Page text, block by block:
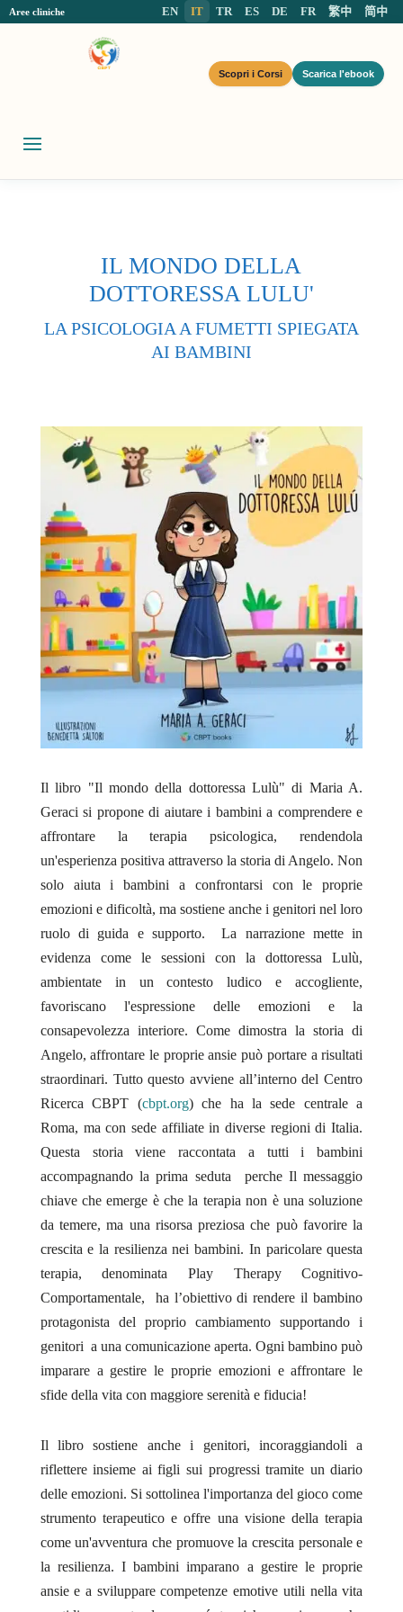
Aree cliniche EN IT TR ES DE FR 繁中 简中
Scopri i Corsi Scarica l'ebook
IL MONDO DELLA
DOTTORESSA LULU'
LA PSICOLOGIA A FUMETTI SPIEGATA
AI BAMBINI
Il libro "Il mondo della dottoressa Lulù" di Maria A.
Geraci si propone di aiutare i bambini a comprendere e
affrontare la terapia psicologica, rendendola
un'esperienza positiva attraverso la storia di Angelo. Non
solo aiuta i bambini a confrontarsi con le proprie
emozioni e dificoltà, ma sostiene anche i genitori nel loro
ruolo di guida e supporto. La narrazione mette in
evidenza come le sessioni con la dottoressa Lulù,
ambientate in un contesto ludico e accogliente,
favoriscano l'espressione delle emozioni e la
consapevolezza interiore. Come dimostra la storia di
Angelo, affrontare le proprie ansie può portare a risultati
straordinari. Tutto questo avviene all’interno del Centro
Ricerca CBPT (cbpt.org) che ha la sede centrale a
Roma, ma con sede affiliate in diverse regioni di Italia.
Questa storia viene raccontata a tutti i bambini
accompagnando la prima seduta perche Il messaggio
chiave che emerge è che la terapia non è una soluzione
da temere, ma una risorsa preziosa che può favorire la
crescita e la resilienza nei bambini. In paricolare questa
terapia, denominata Play Therapy Cognitivo-
Comportamentale, ha l’obiettivo di rendere il bambino
protagonista del proprio cambiamento supportando i
genitori a una comunicazione aperta. Ogni bambino può
imparare a gestire le proprie emozioni e affrontare le
sfide della vita con maggiore serenità e fiducia!
Il libro sostiene anche i genitori, incoraggiandoli a
riflettere insieme ai figli sui progressi tramite un diario
delle emozioni. Si sottolinea l'importanza del gioco come
strumento terapeutico e offre una visione della terapia
come un'avventura che promuove la crescita personale e
la resilienza. I bambini imparano a gestire le proprie
ansie e a sviluppare competenze emotive utili nella vita